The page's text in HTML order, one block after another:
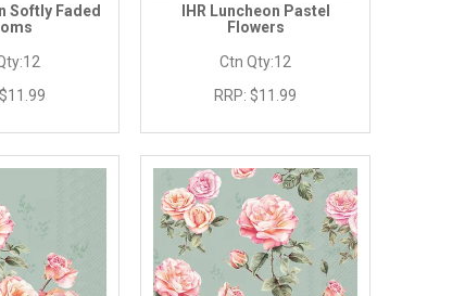
Softly Faded
12
$11.99
IHR Luncheon Pastel
Flowers
Ctn Qty:12
RRP: $11.99